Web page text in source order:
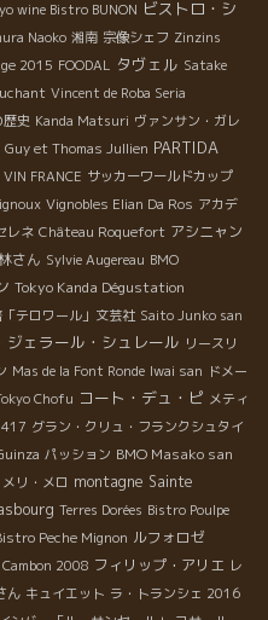
wine Bistro BUNON ビストロ・シ
Naoko 湘南 宗像シェフ Zinzins
2015 FOODAL タヴェル Satake
Vincent de Roba Seria
史 Kanda Matsuri ヴァンサン・ガレ
Guy et Thomas Jullien PARTIDA
FRANCE サッカーワールドカップ
Vignobles Elian Da Ros アカデ
レネ Château Roquefort アシニャン
さん Sylvie Augereau BMO
Tokyo Kanda Dégustation
テロワール」文芸社 Saito Junko san
ジェラール・シュレール リースリ
Mas de la Font Ronde Iwai san ドメー
Chofu コート・デュ・ピ メティ
グラン・クリュ・フランクシュタイ
パッション BMO Masako san
メリ・メロ montagne Sainte
Terres Dorées Bistro Poulpe
Peche Mignon ルフォロゼ
Cambon 2008 フィリップ・アリエ レ
ん キュイエット ラ・トランシェ 2016